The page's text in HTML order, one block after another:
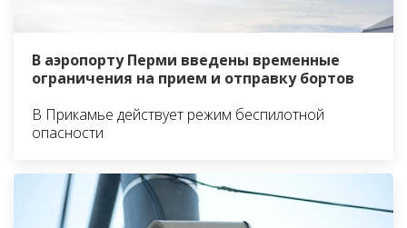
В аэропорту Перми введены временные
ограничения на прием и отправку бортов
В Прикамье действует режим беспилотной
опасности